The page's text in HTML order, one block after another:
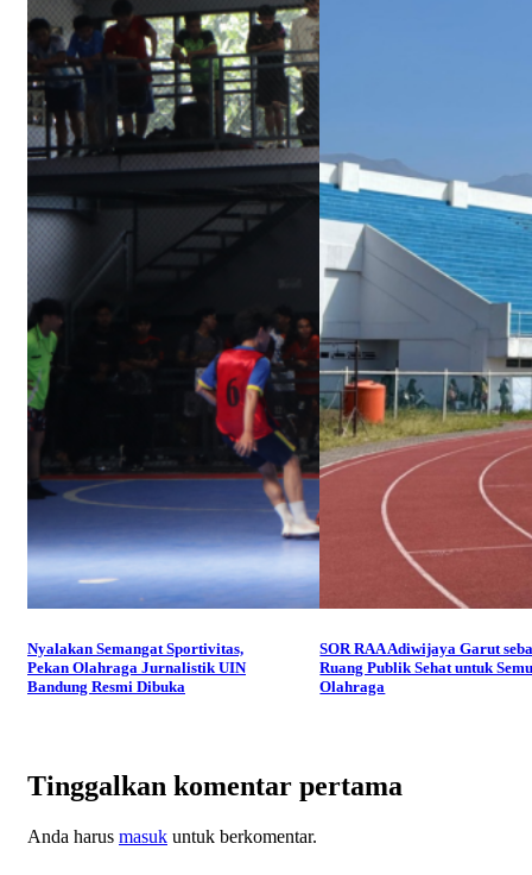
Nyalakan Semangat Sportivitas,
Pekan Olahraga Jurnalistik UIN
Bandung Resmi Dibuka
SOR RAA Adiwijaya Garut
Ruang Publik Sehat untuk
Olahraga
Tinggalkan komentar pertama
Anda harus masuk untuk berkomentar.